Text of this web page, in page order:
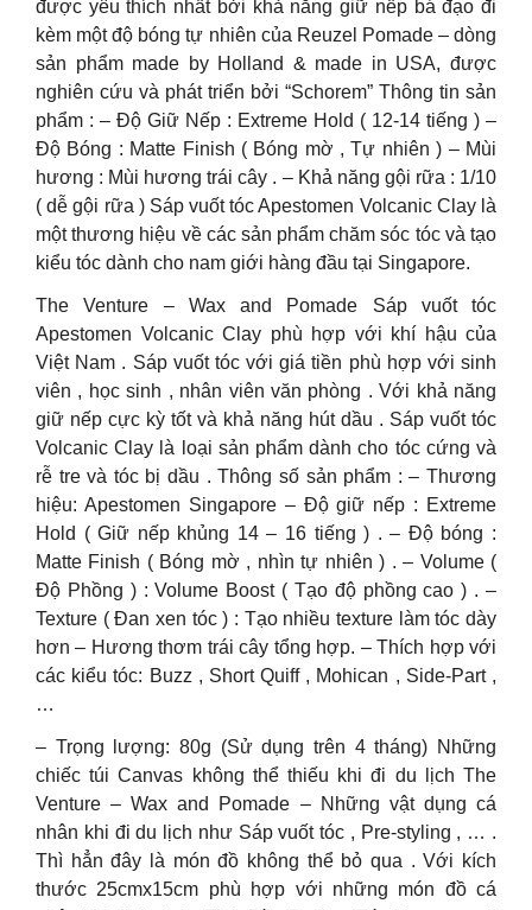
được yêu thích nhất bởi khả năng giữ nếp bá đạo đi
kèm một độ bóng tự nhiên của Reuzel Pomade – dòng
sản phẩm made by Holland & made in USA, được
nghiên cứu và phát triển bởi “Schorem” Thông tin sản
phẩm : – Độ Giữ Nếp : Extreme Hold ( 12-14 tiếng ) –
Độ Bóng : Matte Finish ( Bóng mờ , Tự nhiên ) – Mùi
hương : Mùi hương trái cây . – Khả năng gội rữa : 1/10
( dễ gội rữa ) Sáp vuốt tóc Apestomen Volcanic Clay là
một thương hiệu về các sản phẩm chăm sóc tóc và tạo
kiểu tóc dành cho nam giới hàng đầu tại Singapore.
The Venture – Wax and Pomade Sáp vuốt tóc
Apestomen Volcanic Clay phù hợp với khí hậu của
Việt Nam . Sáp vuốt tóc với giá tiền phù hợp với sinh
viên , học sinh , nhân viên văn phòng . Với khả năng
giữ nếp cực kỳ tốt và khả năng hút dầu . Sáp vuốt tóc
Volcanic Clay là loại sản phẩm dành cho tóc cứng và
rễ tre và tóc bị dầu . Thông số sản phẩm : – Thương
hiệu: Apestomen Singapore – Độ giữ nếp : Extreme
Hold ( Giữ nếp khủng 14 – 16 tiếng ) . – Độ bóng :
Matte Finish ( Bóng mờ , nhìn tự nhiên ) . – Volume (
Độ Phồng ) : Volume Boost ( Tạo độ phồng cao ) . –
Texture ( Đan xen tóc ) : Tạo nhiều texture làm tóc dày
hơn – Hương thơm trái cây tổng hợp. – Thích hợp với
các kiểu tóc: Buzz , Short Quiff , Mohican , Side-Part ,
…
– Trọng lượng: 80g (Sử dụng trên 4 tháng) Những
chiếc túi Canvas không thể thiếu khi đi du lịch The
Venture – Wax and Pomade – Những vật dụng cá
nhân khi đi du lịch như Sáp vuốt tóc , Pre-styling , … .
Thì hẳn đây là món đồ không thể bỏ qua . Với kích
thước 25cmx15cm phù hợp với những món đồ cá